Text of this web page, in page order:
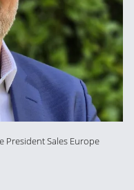
President Sales Europe